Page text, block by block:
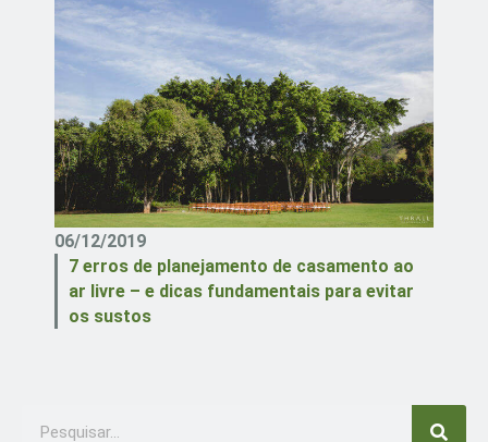
06/12/2019
7 erros de planejamento de casamento ao
ar livre – e dicas fundamentais para evitar
os sustos